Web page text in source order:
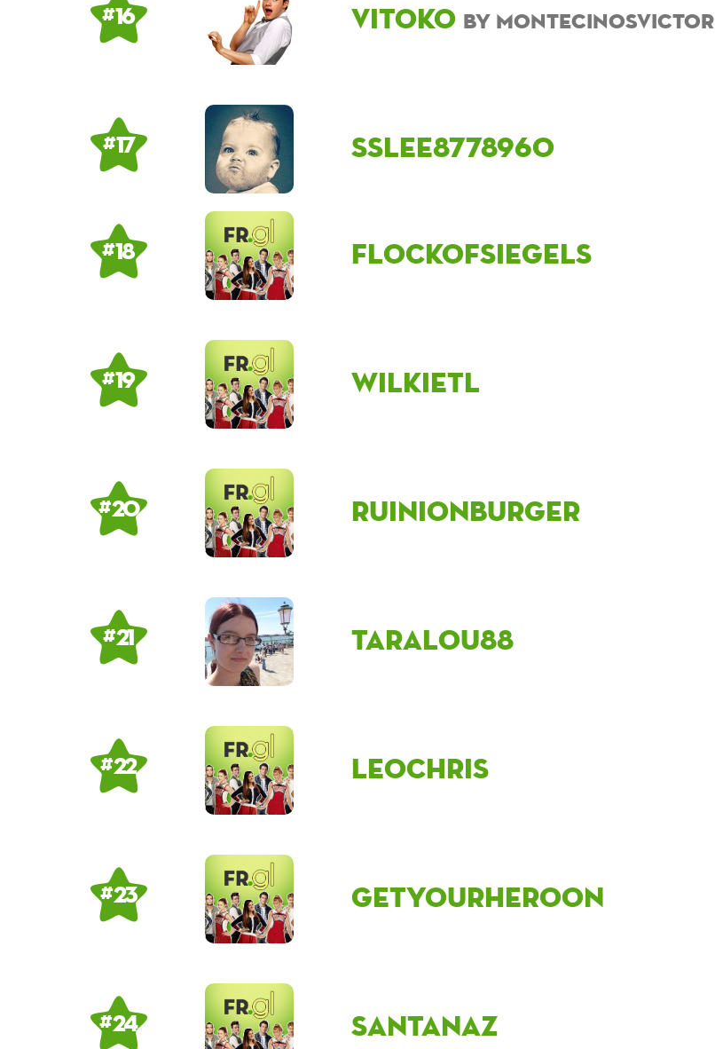
# 16 Vitoko by montecinosvictor
# 17 sslee8778960
# 18 flockofsiegels
# 19 Wilkietl
# 20 Ruinionburger
# 21 taralou88
# 22 LeoChris
# 23 getyourheroon
# 24 santanaz